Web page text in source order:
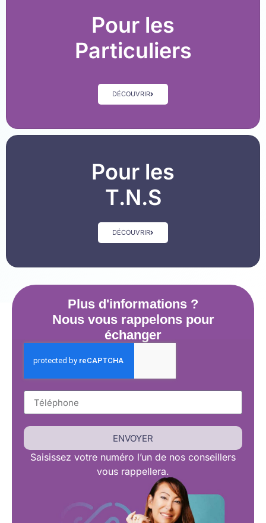
Pour les
Particuliers
DÉCOUVRIR
Pour les
T.N.S
DÉCOUVRIR
Plus d'informations ?
Nous vous rappelons pour
échanger
ENVOYER
Saisissez votre numéro l’un de nos conseillers
vous rappellera.